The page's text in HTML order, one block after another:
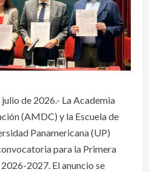
de 2026.- La Academia
(AMDC) y la Escuela de
Panamericana (UP)
para la Primera
2027. El anuncio se